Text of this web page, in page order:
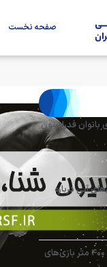
صفحه نخست
فدراسیون
آبی درباره
محمد قاسمی: هدفم رسیدن به فینال ۴۰۰ متر بازی‌های